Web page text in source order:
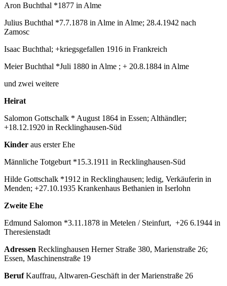
Aron Buchthal *1877 in Alme
Julius Buchthal *7.7.1878 in Alme in Alme; 28.4.1942 nach
Zamosc
Isaac Buchthal; +kriegsgefallen 1916 in Frankreich
Meier Buchthal *Juli 1880 in Alme ; + 20.8.1884 in Alme
und zwei weitere
Heirat
Salomon Gottschalk * August 1864 in Essen; Althändler;
+18.12.1920 in Recklinghausen-Süd
Kinder aus erster Ehe
Männliche Totgeburt *15.3.1911 in Recklinghausen-Süd
Hilde Gottschalk *1912 in Recklinghausen; ledig, Verkäuferin in
Menden; +27.10.1935 Krankenhaus Bethanien in Iserlohn
Zweite Ehe
Edmund Salomon *3.11.1878 in Metelen / Steinfurt, +26 6.1944 in
Theresienstadt
Adressen Recklinghausen Herner Straße 380, Marienstraße 26;
Essen, Maschinenstraße 19
BerufKauffrau, Altwaren-Geschäft in der Marienstraße 26